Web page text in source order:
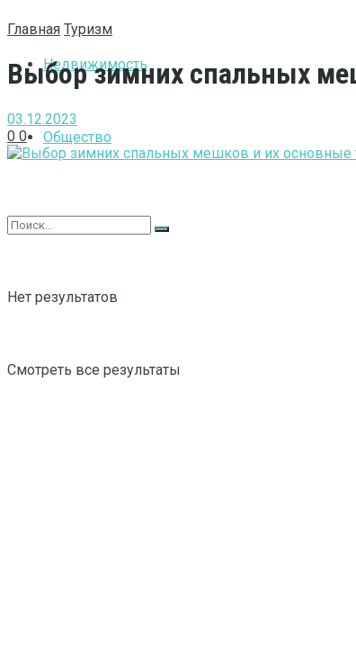
Недвижимость
Общество
Нет результатов
Смотреть все результаты
Главная Туризм
Выбор зимних спальных
03.12.2023
0 0